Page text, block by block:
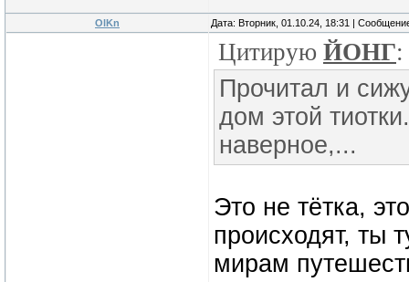
OlKn Дата: Вторник, 01.10.24, 18:31 |
Цитирую ЙОНГ:
Прочитал и
дом этой
наверное,...
Это не тётка,
происходят, ты
мирам